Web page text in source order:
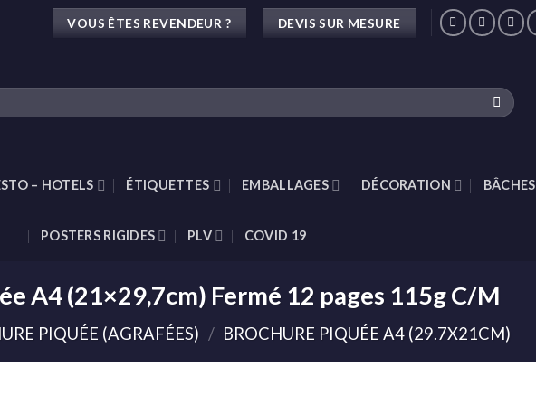
VOUS ÊTES REVENDEUR ? DEVIS SUR MESURE
– HOTELS ÉTIQUETTES EMBALLAGES DÉCORATION BÂCHES
POSTERS RIGIDES PLV COVID 19
A4 (21×29,7cm) Fermé 12 pages 115g C/M
PIQUÉE (AGRAFÉES) / BROCHURE PIQUÉE A4 (29.7X21CM)